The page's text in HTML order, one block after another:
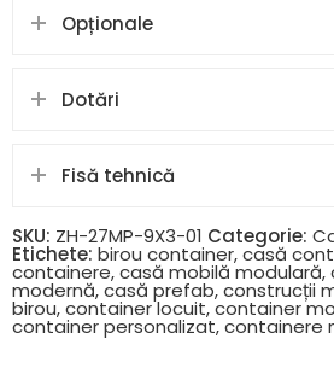
Opționale
Dotări
Fisă tehnică
SKU: ZH-27MP-9X3-01 Categorie:
Etichete: birou container,casă
containere,casă mobilă modulară,
modernă,casă prefab,construcții
birou,container locuit,container
container personalizat,containere